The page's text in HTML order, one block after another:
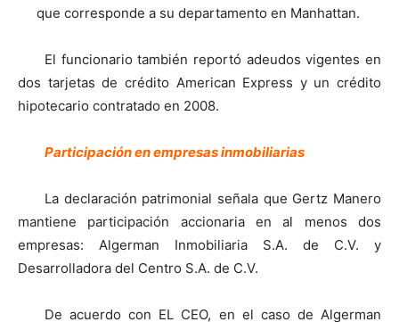
que corresponde a su departamento en Manhattan.
El funcionario también reportó adeudos vigentes en
dos tarjetas de crédito American Express y un crédito
hipotecario contratado en 2008.
Participación en empresas inmobiliarias
La declaración patrimonial señala que Gertz Manero
mantiene participación accionaria en al menos dos
empresas: Algerman Inmobiliaria S.A. de C.V. y
Desarrolladora del Centro S.A. de C.V.
De acuerdo con EL CEO, en el caso de Algerman